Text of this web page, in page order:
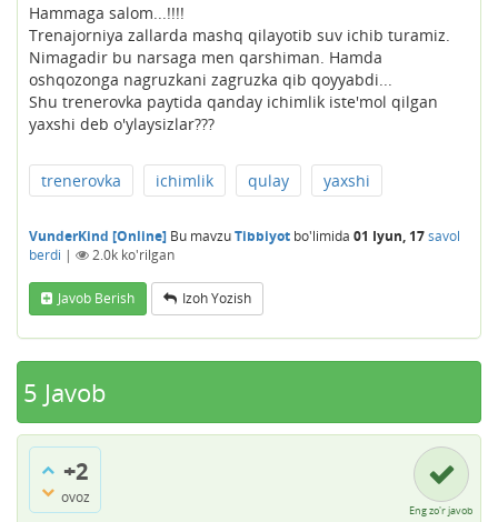
Hammaga salom...!!!!
Trenajorniya zallarda mashq qilayotib suv ichib turamiz.
Nimagadir bu narsaga men qarshiman. Hamda
oshqozonga nagruzkani zagruzka qib qoyyabdi...
Shu trenerovka paytida qanday ichimlik iste'mol qilgan
yaxshi deb o'ylaysizlar???
trenerovka ichimlik qulay yaxshi
VunderKind [Online] Bu mavzuTibbiyot bo'limida 01 Iyun, 17savol
berdi | 2.0k ko'rilgan
Javob Berish Izoh Yozish
5 Javob
+2
ovoz
Eng zo'r javob